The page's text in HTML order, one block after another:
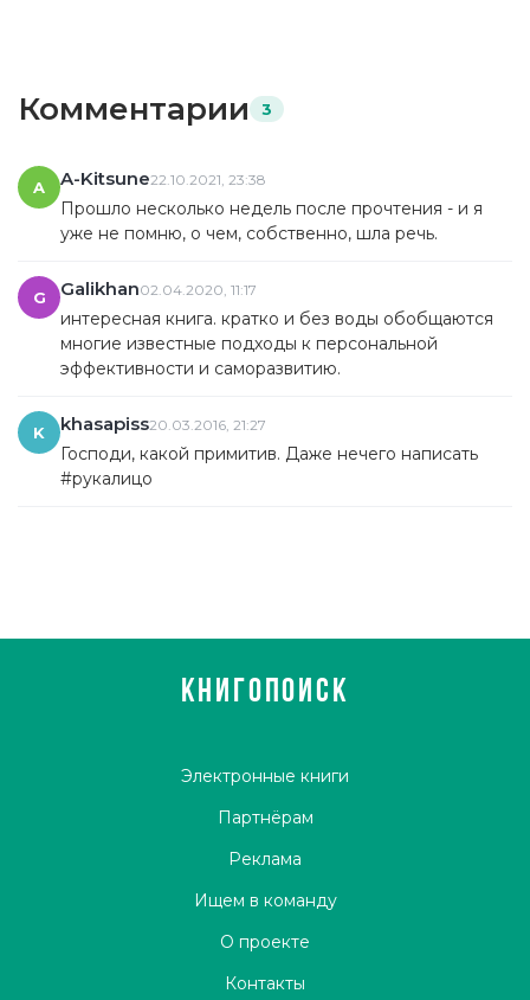
Комментарии 3
A A-Kitsune22.10.2021, 23:38
Прошло несколько недель после прочтения - и я
уже не помню, о чем, собственно, шла речь.
G Galikhan02.04.2020, 11:17
интересная книга. кратко и без воды обобщаются
многие известные подходы к персональной
эффективности и саморазвитию.
K khasapiss20.03.2016, 21:27
Господи, какой примитив. Даже нечего написать
#рукалицо
КНИГОПОИСК
Электронные книги
Партнёрам
Реклама
Ищем в команду
О проекте
Контакты